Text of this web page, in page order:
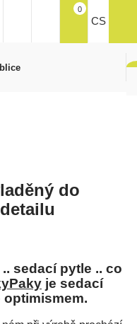
0
CS
do
sedací pytle .. co
je sedací